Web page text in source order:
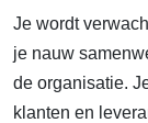
Je wordt
je nauw
de organisatie.
klanten en